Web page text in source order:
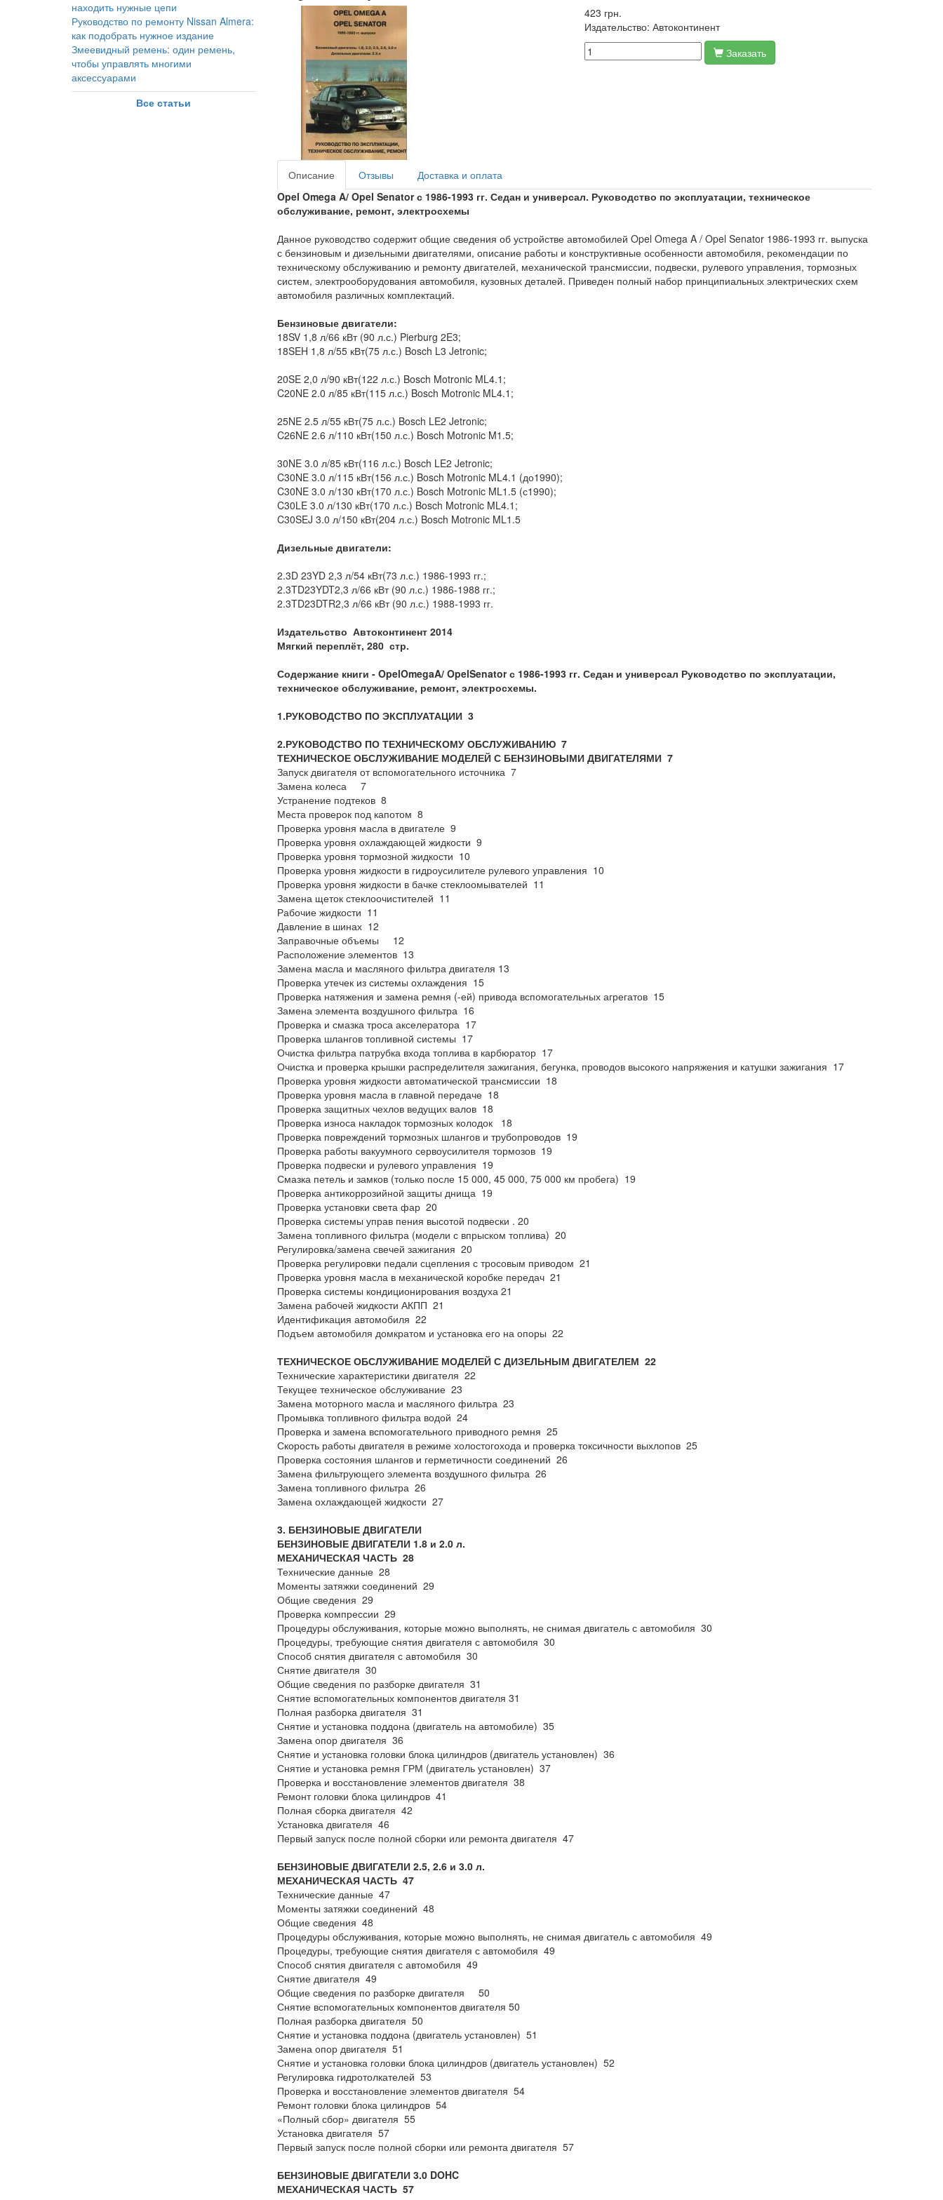
находить нужные цепи
Руководство по ремонту Nissan Almera:
как подобрать нужное издание
Змеевидный ремень: один ремень,
чтобы управлять многими
аксессуарами
Все статьи
423 грн.
Издательство: Автоконтинент
Заказать
Описание Отзывы
Доставка и оплата
Opel Omega A/ Opel Senatorс 1986-1993 гг. Седан и универсал. Руководство по эксплуатации, техническое
обслуживание, ремонт, электросхемы
Данное руководство содержит общие сведения об устройстве автомобилей Opel Omega A / Opel Senator 1986-1993 гг. выпуска
с бензиновым и дизельными двигателями, описание работы и конструктивные осо­бенности автомобиля, рекомендации по
техническому обслуживанию и ремонту двигателей, механической трансмиссии, подвески, рулевого управления, тормозных
систем, электрооборудования автомобиля, кузовных деталей. Приведен полный набор принципиальных электрических схем
автомобиля различных комплектаций.
Бензиновые двигатели:
18SV 1,8 л/66 кВт (90 л.с.) Pierburg 2E3;
18SEH 1,8 л/55 кВт(75 л.с.) Bosch L3 Jetronic;
20SE 2,0 л/90 кВт(122 л.с.) Bosch Motronic ML4.1;
C20NE 2.0 л/85 кВт(115 л.с.) Bosch Motronic ML4.1;
25NE 2.5 л/55 кВт(75 л.с.) Bosch LE2 Jetronic;
C26NE 2.6 л/110 кВт(150 л.с.) Bosch Motronic M1.5;
30NE 3.0 л/85 кВт(116 л.с.) Bosch LE2 Jetronic;
C30NE 3.0 л/115 кВт(156 л.с.) Bosch Motronic ML4.1 (до1990);
C30NE 3.0 л/130 кВт(170 л.с.) Bosch Motronic ML1.5 (с1990);
C30LE 3.0 л/130 кВт(170 л.с.) Bosch Motronic ML4.1;
C30SEJ 3.0 л/150 кВт(204 л.с.) Bosch Motronic ML1.5
Дизельные двигатели:
2.3D 23YD 2,3 л/54 кВт(73 л.с.) 1986-1993 гг.;
2.3TD23YDT2,3 л/66 кВт (90 л.с.) 1986-1988 гг.;
2.3TD23DTR2,3 л/66 кВт (90 л.с.) 1988-1993 гг.
Издательство Автоконтинент 2014
Мягкий переплёт, 280 стр.
Содержание книги - OpelOmegaA/ OpelSenatorс 1986-1993 гг. Седан и универсал Руководство по эксплуатации,
техническое обслуживание, ремонт, электросхемы.
1.РУКОВОДСТВО ПО ЭКСПЛУАТАЦИИ 3
2.РУКОВОДСТВО ПО ТЕХНИЧЕСКОМУ ОБСЛУЖИВАНИЮ 7
ТЕХНИЧЕСКОЕ ОБСЛУЖИВАНИЕ МОДЕЛЕЙ С БЕНЗИНОВЫМИ ДВИГАТЕЛЯМИ7
Запуск двигателя от вспомогательного источника 7
Замена колеса 7
Устранение подтеков 8
Места проверок под капотом 8
Проверка уровня масла в двигателе 9
Проверка уровня охлаждающей жидкости 9
Проверка уровня тормозной жидкости 10
Проверка уровня жидкости в гидроусилителе рулевого управления 10
Проверка уровня жидкости в бачке стеклоомывателей 11
Замена щеток стеклоочистителей 11
Рабочие жидкости 11
Давление в шинах 12
Заправочные объемы 12
Расположение элементов 13
Замена масла и масляного фильтра двигателя 13
Проверка утечек из системы охлаждения 15
Проверка натяжения и замена ремня (-ей) привода вспомогательных агрегатов 15
Замена элемента воздушного фильтра 16
Проверка и смазка троса акселератора 17
Проверка шлангов топливной системы 17
Очистка фильтра патрубка входа топлива в карбюратор 17
Очистка и проверка крышки распределителя зажигания, бегунка, проводов высокого напряжения и катушки зажигания 17
Проверка уровня жидкости автоматической трансмиссии 18
Проверка уровня масла в главной передаче 18
Проверка защитных чехлов ведущих валов 18
Проверка износа накладок тормозных колодок 18
Проверка повреждений тормозных шлангов и трубопроводов 19
Проверка работы вакуумного сервоусилителя тормозов 19
Проверка подвески и рулевого управления 19
Смазка петель и замков (только после 15 000, 45 000, 75 000 км пробега) 19
Проверка антикоррозийной защиты днища 19
Проверка установки света фар 20
Проверка системы управ пения высотой подвески . 20
Замена топливного фильтра (модели с впрыском топлива) 20
Регулировка/замена свечей зажигания 20
Проверка регулировки педали сцепления с тросовым приводом 21
Проверка уровня масла в механической коробке передач 21
Проверка системы кондиционирования воздуха 21
Замена рабочей жидкости АКПП 21
Идентификация автомобиля 22
Подъем автомобиля домкратом и установка его на опоры 22
ТЕХНИЧЕСКОЕ ОБСЛУЖИВАНИЕ МОДЕЛЕЙ С ДИЗЕЛЬНЫМ ДВИГАТЕЛЕМ 22
Технические характеристики двигателя 22
Текущее техническое обслуживание 23
Замена моторного масла и масляного фильтра 23
Промывка топливного фильтра водой 24
Проверка и замена вспомогательного приводного ремня 25
Скорость работы двигателя в режиме холостогохода и проверка токсичности выхлопов 25
Проверка состояния шлангов и герметичности соединений 26
Замена фильтрующего элемента воздушного фильтра 26
Замена топливного фильтра 26
Замена охлаждающей жидкости 27
3. БЕНЗИНОВЫЕ ДВИГАТЕЛИ
БЕНЗИНОВЫЕ ДВИГАТЕЛИ 1.8 и 2.0 л.
МЕХАНИЧЕСКАЯ ЧАСТЬ28
Технические данные 28
Моменты затяжки соединений 29
Общие сведения 29
Проверка компрессии 29
Процедуры обслуживания, которые можно выполнять, не снимая двигатель с автомобиля 30
Процедуры, требующие снятия двигателя с автомобиля 30
Способ снятия двигателя с автомобиля 30
Снятие двигателя 30
Общие сведения по разборке двигателя 31
Снятие вспомогательных компонентов двигателя 31
Полная разборка двигателя 31
Снятие и установка поддона (двигатель на автомобиле) 35
Замена опор двигателя 36
Снятие и установка головки блока цилиндров (двигатель установлен) 36
Снятие и установка ремня ГРМ (двигатель установлен) 37
Проверка и восстановление элементов двигателя 38
Ремонт головки блока цилиндров 41
Полная сборка двигателя 42
Установка двигателя 46
Первый запуск после полной сборки или ремонта двигателя 47
БЕНЗИНОВЫЕ ДВИГАТЕЛИ 2.5, 2.6 и 3.0 л.
МЕХАНИЧЕСКАЯ ЧАСТЬ47
Технические данные 47
Моменты затяжки соединений 48
Общие сведения 48
Процедуры обслуживания, которые можно выполнять, не снимая двигатель с автомобиля 49
Процедуры, требующие снятия двигателя с автомобиля 49
Способ снятия двигателя с автомобиля 49
Снятие двигателя 49
Общие сведения по разборке двигателя 50
Снятие вспомогательных компонентов двигателя 50
Полная разборка двигателя 50
Снятие и установка поддона (двигатель установлен) 51
Замена опор двигателя 51
Снятие и установка головки блока цилиндров (двигатель установлен) 52
Регулировка гидротолкателей 53
Проверка и восстановление элементов двигателя 54
Ремонт головки блока цилиндров 54
«Полный сбор» двигателя 55
Установка двигателя 57
Первый запуск после полной сборки или ремонта двигателя 57
БЕНЗИНОВЫЕ ДВИГАТЕЛИ 3.0 DOHC
МЕХАНИЧЕСКАЯ ЧАСТЬ 57